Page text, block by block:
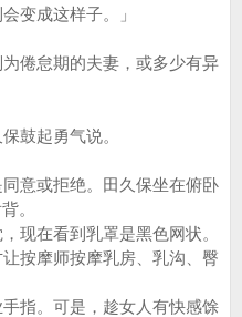
变成这样子。」
倦怠期的夫妻，或多少有异
鼓起勇气说。
意或拒绝。田久保坐在俯卧
。
现在看到乳罩是黑色网状。
按摩师按摩乳房、乳沟、臀
指。可是，趁女人有快感馀